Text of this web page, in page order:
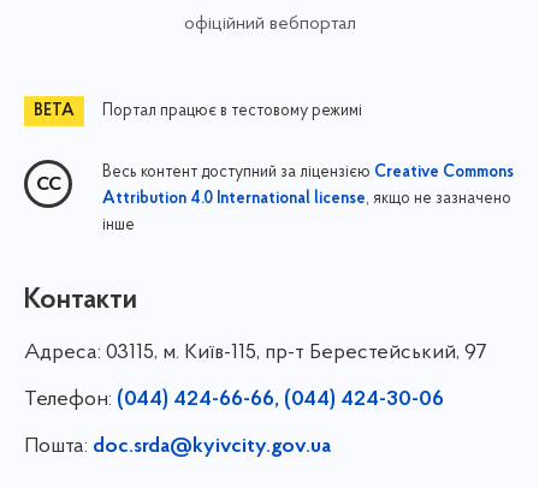
офіційний вебпортал
Портал працює в тестовому режимі
Весь контент доступний за ліцензією Creative Commons
Attribution 4.0 International license, якщо не зазначено
інше
Контакти
Адреса: 03115, м. Київ-115, пр-т Берестейський, 97
Телефон: (044) 424-66-66, (044) 424-30-06
Пошта: doc.srda@kyivcity.gov.ua